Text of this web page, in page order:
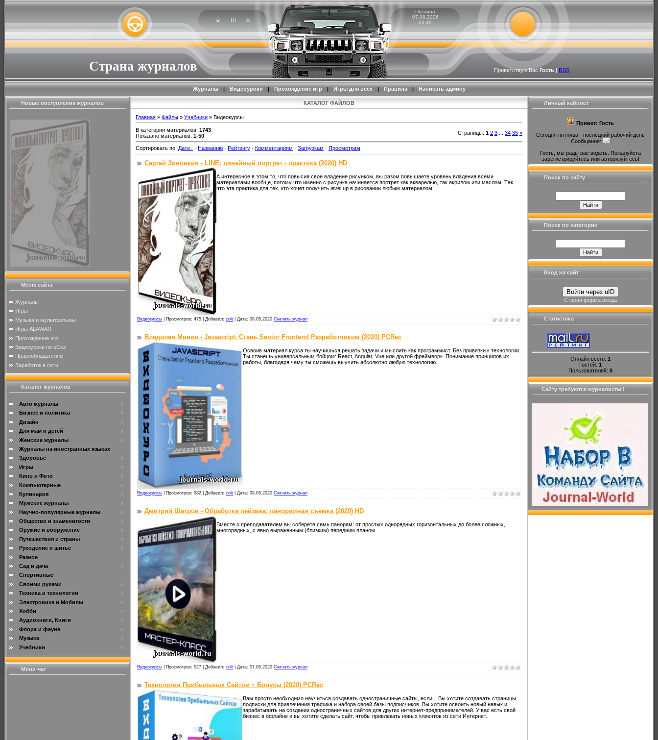
Страна журналов
Пятница
07.08.2026
23:46
Приветствую Вас Гость| RSS
Журналы | Видеоуроки | Прохождение игр | Игры для всех | Правила | Написать админу
Новые поступления журналов
Меню сайта
Журналы
Игры
Музыка и мультфильмы
Игры ALAWAR
Прохождение игр
Видеоуроки по uCoz
Правообладателям
Заработок в сети
Каталог журналов
Авто журналы
Бизнес и политика
Дизайн
Для мам и детей
Женские журналы
Журналы на иностранных языках
Здоровье
Игры
Кино и Фото
Компьютерные
Кулинария
Мужские журналы
Научно-популярные журналы
Общество и знаменитости
Оружие и вооружение
Путешествия и страны
Рукоделие и шитьё
Разное
Сад и дача
Спортивные
Своими руками
Техника и технологии
Электроника и Мобилы
Хобби
Аудиокниги, Книги
Флора и фауна
Музыка
Учебники
Мини-чат
КАТАЛОГ ФАЙЛОВ
Главная » Файлы » Учебники » Видеокурсы
В категории материалов: 1743
Показано материалов: 1-50 Страницы: 1 2 3 34 35 »
Сортировать по: Дате · Названию · Рейтингу · Комментариям · Загрузкам · Просмотрам
Сергей Зиновкин - LINE: линейный портрет - практика (2020) HD
А интересное в этом то, что повысив свое владение рисунком, вы разом повышаете уровень владения всеми
материалами вообще, потому что именно с рисунка начинается портрет как акварелью, так акрилом или маслом. Так
что эта практика для тех, кто хочет получить level up в рисовании любым материалом!
Видеокурсы Просмотров: 475 | Добавил: colt Дата: 08.05.2020 Скачать журнал
Владилен Минин - Javascript: Стань Senior Frontend Разработчиком (2020) PCRec
Освоив материал курса ты научишься решать задачи и мыслить как программист. Без привязки к технологии.
Ты станешь универсальным бойцом: React, Angular, Vue или другой фреймворк. Понимание принципов их
работы, благодаря чему ты сможешь выучить абсолютно любую технологию.
Видеокурсы Просмотров: 582 | Добавил: colt Дата: 08.05.2020 Скачать журнал
Дмитрий Шатров - Обработка пейзажа: панорамная съемка (2020) HD
Вместе с преподавателем вы соберете семь панорам: от простых однорядных горизонтальных до более сложных,
многорядных, с явно выраженным (близким) передним планом.
Видеокурсы Просмотров: 527 | Добавил: colt Дата: 07.05.2020 Скачать журнал
Технология Прибыльных Сайтов + Бонусы (2020) PCRec
Вам просто необходимо научиться создавать одностраничные сайты, если... Вы хотите создавать страницы
подписки для привлечения трафика и набора своей базы подписчиков. Вы хотите освоить новый навык и
зарабатывать на создании одностраничных сайтов для других интернет-предпринимателей. У вас есть свой
бизнес в офлайне и вы хотите сделать сайт, чтобы привлекать новых клиентов из сети Интернет.
Личный кабинет
Привет: Гость
Сегодня пятница - последний рабочий день
Сообщения:
Гость, мы рады вас видеть. Пожалуйста
зарегистрируйтесь или авторизуйтесь!
Поиск по сайту
Поиск по категории
Вход на сайт
Войти через uID
Старая форма входа
Статистика
Онлайн всего: 1
Гостей: 1
Пользователей: 0
Сайту требуются журналисты !